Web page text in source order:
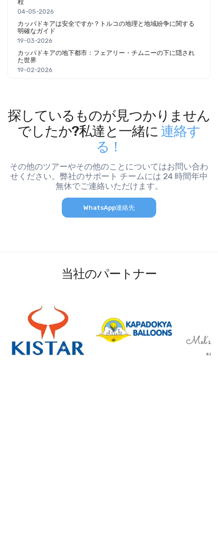
程
04-05-2026
カッパドキアは安全ですか？トルコの地理と地域紛争に関する
明確なガイド
19-03-2026
カッパドキアの地下都市：フェアリー・チムニーの下に隠され
た世界
19-02-2026
探しているものが見つかりません
でしたか?私達と一緒に 連絡す
る！
その他のツアーやその他のことについてはお問い合わ
せください。弊社のサポート チームには 24 時間年中
無休でご連絡いただけます。
WhatsApp連絡先
当社のパートナー